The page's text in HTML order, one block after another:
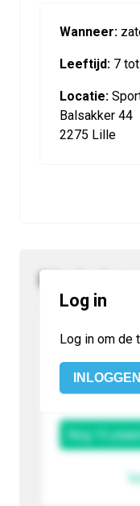
Wanneer:
Leeftijd: 7
Locatie:
Balsakker 44
2275 Lille
Log in
Log in om de
INLOGGEN
Volledig
van 20
Nog 13